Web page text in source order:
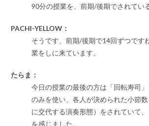
90分の授業を、前期/後期でされてい
PACHI-YELLOW：
そうです、前期/後期で14回ずつです
業をしに来ています。
たらま：
今日の授業の最後の方は「回転寿司
のみを使い、各人が決められた小節
に交代する演奏形態）をされていて
を感じました。